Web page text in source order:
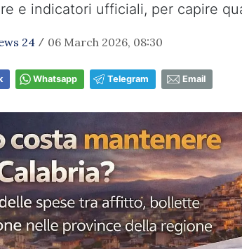
e indicatori ufficiali, per capire
24 / 06 March 2026, 08:30
Whatsapp Telegram Email